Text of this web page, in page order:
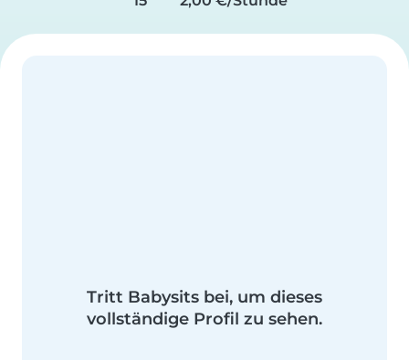
Tritt Babysits bei, um dieses
vollständige Profil zu sehen.